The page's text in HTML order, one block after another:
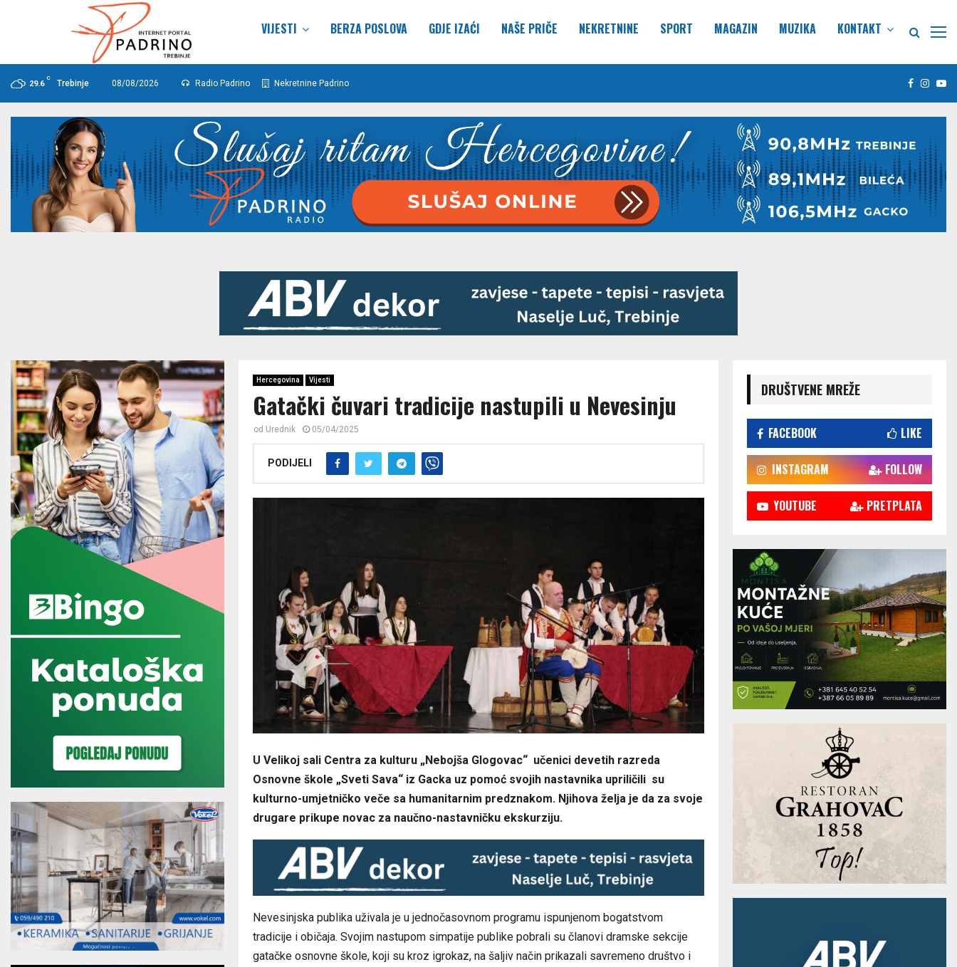
VIJESTI BERZA POSLOVA GDJE IZAĆI NAŠE PRIČE NEKRETNINE SPORT MAGAZIN MUZIKA KONTAKT
29.6
C
Trebinje 08/08/2026 Radio Padrino Nekretnine Padrino Facebook
Hercegovina Vijesti
Gatački čuvari tradicije nastupili u Nevesinju
od Urednik 05/04/2025
PODIJELI
U Velikoj sali Centra za kulturu „Nebojša Glogovac“ učenici devetih razreda
Osnovne škole „Sveti Sava“ iz Gacka uz pomoć svojih nastavnika upriličili su
kulturno-umjetničko veče sa humanitarnim predznakom. Njihova želja je da za svoje
drugare prikupe novac za naučno-nastavničku ekskurziju.
Nevesinjska publika uživala je u jednočasovnom programu ispunjenom bogatstvom
tradicije i običaja. Svojim nastupom simpatije publike pobrali su članovi dramske sekcije
gatačke osnovne škole, koji su kroz igrokaz, na šaljiv način prikazali savremeno društvo i
DRUŠTVENE MREŽE
FACEBOOK LIKE
INSTAGRAM FOLLOW
YOUTUBE PRETPLATA